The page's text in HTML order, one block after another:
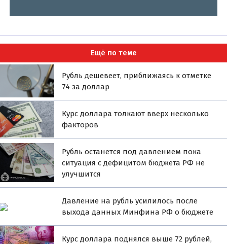
Ещё по теме
Рубль дешевеет, приближаясь к отметке
74 за доллар
Курс доллара толкают вверх несколько
факторов
Рубль останется под давлением пока
ситуация с дефицитом бюджета РФ не
улучшится
Давление на рубль усилилось после
выхода данных Минфина РФ о бюджете
Курс доллара поднялся выше 72 рублей,